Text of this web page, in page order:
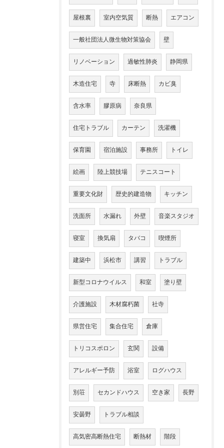
屋根裏 室内空気質 断熱 エアコン
一般社団法人微生物対策協会 壁
リノベーション 過敏性肺炎 静岡県
木造住宅 寺 床断熱 カビ臭
含水率 膠原病 奈良県
住宅トラブル カーテン 洗濯機
保育園 宿泊施設 事務所 トイレ
絵画 陸上競技場 テニスコート
重要文化財 歴史的建造物 キッチン
洗面所 水漏れ 外壁 音楽スタジオ
寝室 換気扇 タバコ 喫煙所
建築中 浜松市 講習 トラブル
新型コロナウイルス 和室 塗り壁
介護施設 木材腐朽菌 社寺
県営住宅 集合住宅 倉庫
トリコスポロン 玄関 設備
アレルギー予防 浴室 ログハウス
別荘 セカンドハウス 空き家 長野
安曇野 トラブル相談
高気密高断熱住宅 断熱材 階段